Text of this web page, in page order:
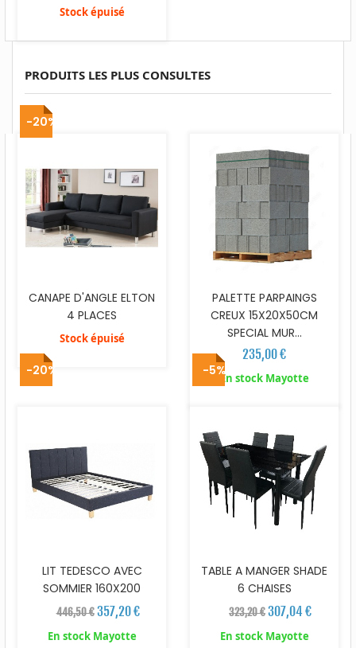
Stock épuisé
PRODUITS LES PLUS CONSULTES
-20%
CANAPE D'ANGLE ELTON
4 PLACES
Stock épuisé
PALETTE PARPAINGS
CREUX 15X20X50CM
SPECIAL MUR...
235,00 €
En stock Mayotte
-20%
LIT TEDESCO AVEC
SOMMIER 160X200
446,50 € 357,20 €
En stock Mayotte
-5%
TABLE A MANGER SHADE
6 CHAISES
323,20 €307,04 €
En stock Mayotte